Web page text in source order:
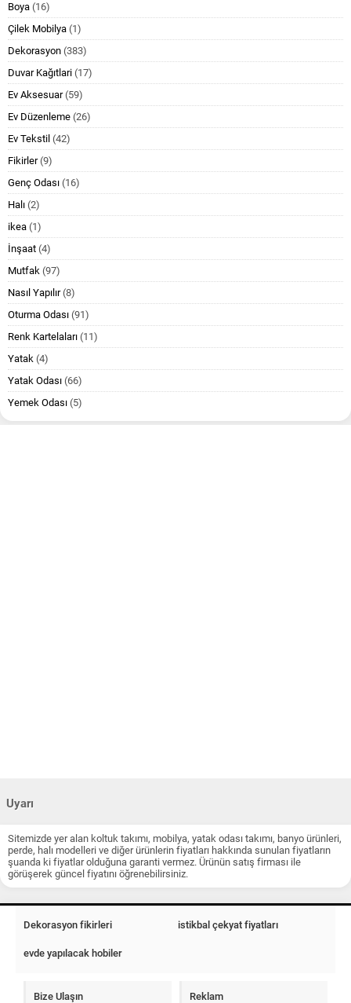
Boya (16)
Çilek Mobilya (1)
Dekorasyon (383)
Duvar Kağıtlari (17)
Ev Aksesuar(59)
Ev Düzenleme (26)
Ev Tekstil (42)
Fikirler(9)
Genç Odası (16)
Halı (2)
ikea (1)
İnşaat (4)
Mutfak (97)
Nasıl Yapılır(8)
Oturma Odası (91)
Renk Kartelaları (11)
Yatak (4)
Yatak Odası (66)
Yemek Odası (5)
Uyarı
Sitemizde yer alan koltuk takımı, mobilya, yatak odası takımı, banyo ürünleri,
perde, halı modelleri ve diğer ürünlerin fiyatları hakkında sunulan fiyatların
şuanda ki fiyatlar olduğuna garanti vermez. Ürünün satış firması ile
görüşerek güncel fiyatını öğrenebilirsiniz.
Dekorasyon fikirleri istikbal çekyat fiyatları
evde yapılacak hobiler
Bize Ulaşın Reklam